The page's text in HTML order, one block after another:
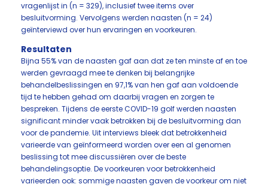
vragenlijst in (n = 329), inclusief twee items over
besluitvorming. Vervolgens werden naasten (n = 24)
geïnterviewd over hun ervaringen en voorkeuren.
Resultaten
Bijna 55% van de naasten gaf aan dat ze ten minste af en toe
werden gevraagd mee te denken bij belangrijke
behandelbeslissingen en 97,1% van hen gaf aan voldoende
tijd te hebben gehad om daarbij vragen en zorgen te
bespreken. Tijdens de eerste COVID-19 golf werden naasten
significant minder vaak betrokken bij de besluitvorming dan
voor de pandemie. Uit interviews bleek dat betrokkenheid
varieerde van geïnformeerd worden over een al genomen
beslissing tot mee discussiëren over de beste
behandelingsoptie. De voorkeuren voor betrokkenheid
varieerden ook: sommige naasten gaven de voorkeur om niet